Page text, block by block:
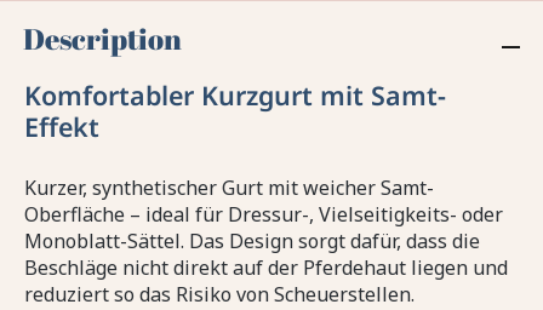
Description
Komfortabler Kurzgurt mit Samt-
Effekt
Kurzer, synthetischer Gurt mit weicher Samt-
Oberfläche – ideal für Dressur-, Vielseitigkeits- oder
Monoblatt-Sättel. Das Design sorgt dafür, dass die
Beschläge nicht direkt auf der Pferdehaut liegen und
reduziert so das Risiko von Scheuerstellen.